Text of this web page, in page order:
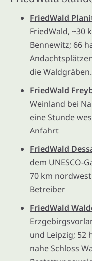
FriedWald
FriedWald, ~30
Bennewitz; 66
die Waldgräben.
FriedWald
Weinland bei
eine Stunde
Anfahrt
FriedWald
dem UNESCO-
70 km
Betreiber
FriedWald
und Leipzig; 52
nahe Schloss